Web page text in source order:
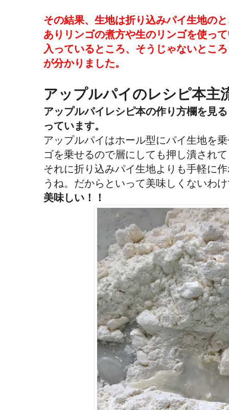
その結果、生地は折り込みパイ生地の
ありリンゴの煮方や生のリンゴを使っ
入っているところ、そうじゃないとこ
が分かりました。
アップルパイのレシピ本主
アップルパイレシピ本の作り方欄を見
っています。
アップルパイはホール型にパイ生地を
ゴを乗せるので層にしても押し潰され
それに折り込みパイ生地よりも手軽に
うね。だからといって美味しくないわ
美味しい！！